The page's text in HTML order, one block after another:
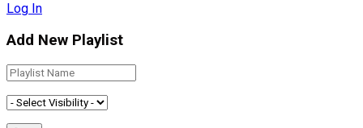
Log In
Add New Playlist